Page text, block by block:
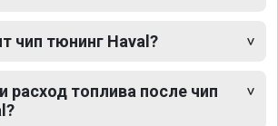
чип тюнинг Haval?
расход топлива после чип